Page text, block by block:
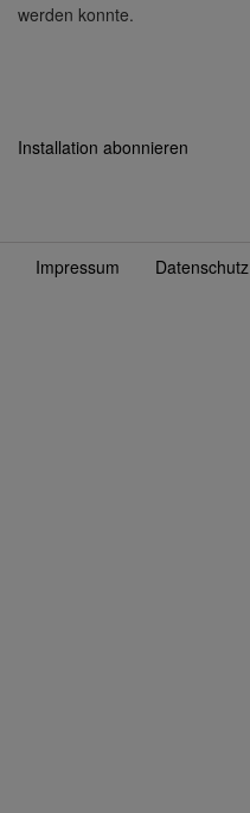
werden konnte.
Installation abonnieren
Fußzeile
Impressum Datenschutz